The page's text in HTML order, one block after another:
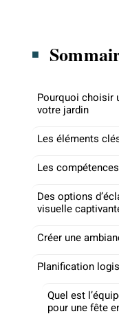
Pourquoi choisir
votre jardin
Les éléments
Les
Des options
visuelle
Créer une
Planification
Quel est
pour une fête